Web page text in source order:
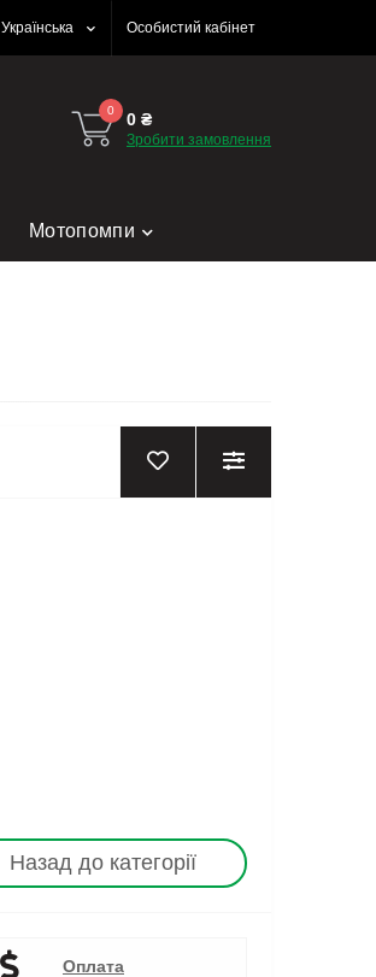
Українська Особистий кабінет
0 0 ₴
Зробити замовлення
Мотопомпи
Назад до категорії
Оплата